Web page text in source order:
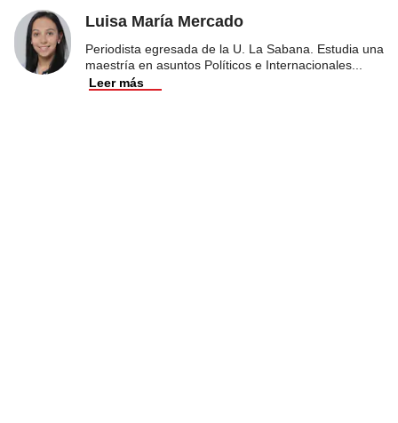
Luisa María Mercado
Periodista egresada de la U. La Sabana. Estudia una
maestría en asuntos Políticos e Internacionales
Leer más